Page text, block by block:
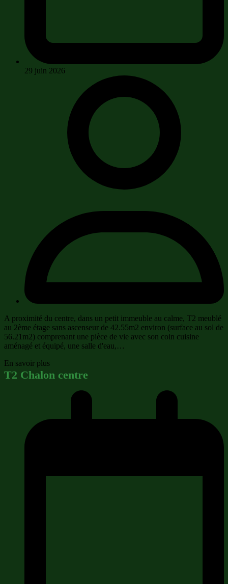
29 juin 2026
A proximité du centre, dans un petit immeuble au calme, T2 meublé
au 2ème étage sans ascenseur de 42.55m2 environ (surface au sol de
56.21m2) comprenant une pièce de vie avec son coin cuisine
aménagé et équipé, une salle d'eau,…
En savoir plus
T2 Chalon centre